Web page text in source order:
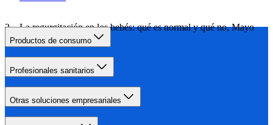
La regurgitación en los bebés: qué es normal y qué no, Mayo
Clinic Más información
Productos de consumo
Profesionales sanitarios
Otras soluciones empresariales